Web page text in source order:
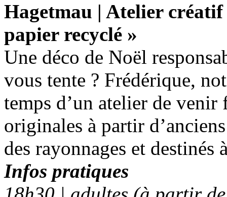
Hagetmau | Atelier
papier recyclé »
Une déco de Noël
vous tente ? Frédérique,
temps d’un atelier de
originales à partir
des rayonnages et destinés
Infos pratiques